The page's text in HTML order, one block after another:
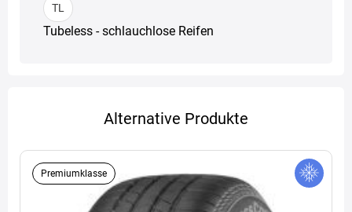
TL
Tubeless - schlauchlose Reifen
Alternative Produkte
Premiumklasse